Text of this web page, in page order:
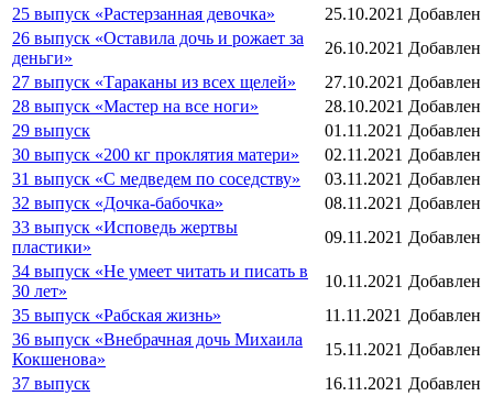
25 выпуск «Растерзанная девочка»
25.10.2021 Добавлен
26 выпуск «Оставила дочь и рожает за
деньги»
26.10.2021 Добавлен
27 выпуск «Тараканы из всех щелей»
27.10.2021 Добавлен
28 выпуск «Мастер на все ноги»
28.10.2021 Добавлен
29 выпуск
01.11.2021 Добавлен
30 выпуск «200 кг проклятия матери»
02.11.2021 Добавлен
31 выпуск «С медведем по соседству»
03.11.2021 Добавлен
32 выпуск «Дочка-бабочка»
08.11.2021 Добавлен
33 выпуск «Исповедь жертвы
пластики»
09.11.2021 Добавлен
34 выпуск «Не умеет читать и писать в
30 лет»
10.11.2021 Добавлен
35 выпуск «Рабская жизнь»
11.11.2021 Добавлен
36 выпуск «Внебрачная дочь Михаила
Кокшенова»
15.11.2021 Добавлен
37 выпуск
16.11.2021 Добавлен